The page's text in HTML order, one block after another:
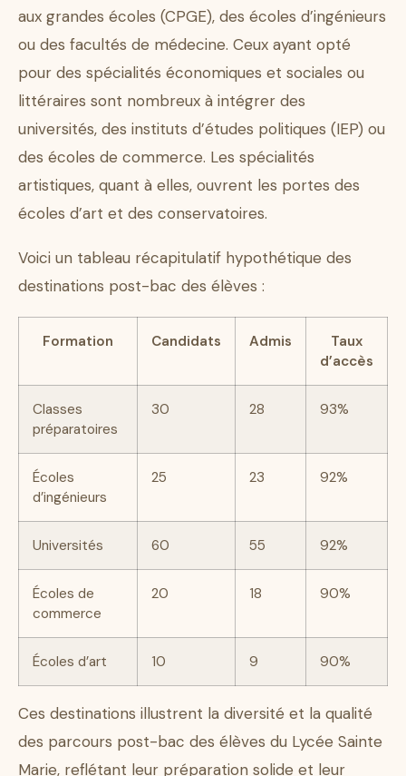
aux grandes écoles (CPGE), des écoles d’ingénieurs
ou des facultés de médecine. Ceux ayant opté
pour des spécialités économiques et sociales ou
littéraires sont nombreux à intégrer des
universités, des instituts d’études politiques (IEP) ou
des écoles de commerce. Les spécialités
artistiques, quant à elles, ouvrent les portes des
écoles d’art et des conservatoires.
Voici un tableau récapitulatif hypothétique des
destinations post-bac des élèves :
Formation Candidats Admis
Taux
d’accès
Classes
préparatoires
30 28 93%
Écoles
d’ingénieurs
25 23 92%
Universités 60 55 92%
Écoles de
commerce
20 18 90%
Écoles d’art 10 9 90%
Ces destinations illustrent la diversité et la qualité
des parcours post-bac des élèves du Lycée Sainte
Marie, reflétant leur préparation solide et leur